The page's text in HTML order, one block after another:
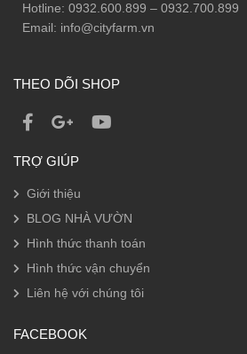
Hotline: 0932.600.899 – 0932.700.899
Email: info@cityfarm.vn
THEO DÕI SHOP
TRỢ GIÚP
Giới thiệu
BLOG NHÀ VƯỜN
Hình thức thanh toán
Hình thức vận chuyển
Liên hệ với chúng tôi
FACEBOOK